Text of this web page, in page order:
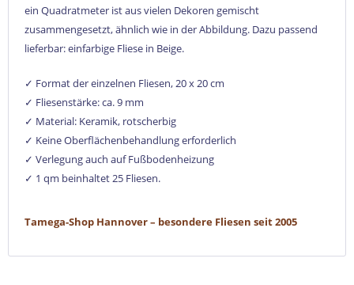
ein Quadratmeter ist aus vielen Dekoren gemischt
zusammengesetzt, ähnlich wie in der Abbildung. Dazu passend
lieferbar: einfarbige Fliese in Beige.
✓ Format der einzelnen Fliesen, 20 x 20 cm
✓ Fliesenstärke: ca. 9 mm
✓ Material: Keramik, rotscherbig
✓ Keine Oberflächenbehandlung erforderlich
✓ Verlegung auch auf Fußbodenheizung
✓ 1 qm beinhaltet 25 Fliesen.
Tamega-Shop Hannover – besondere Fliesen seit 2005